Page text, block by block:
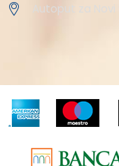
Autoput za Novi